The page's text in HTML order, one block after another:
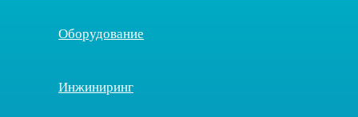
Оборудование
Инжиниринг